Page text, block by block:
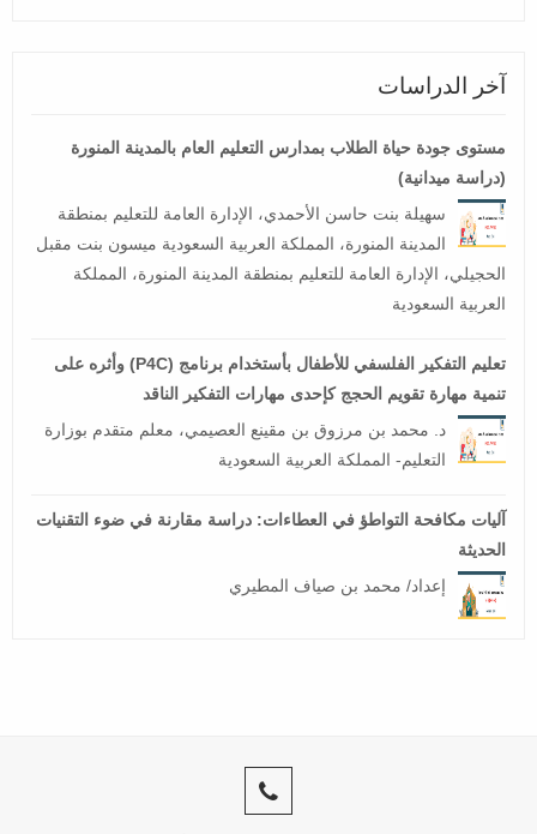
آخر الدراسات
مستوى جودة حياة الطلاب بمدارس التعليم العام بالمدينة المنورة
(دراسة ميدانية)
سهيلة بنت حاسن الأحمدي، الإدارة العامة للتعليم بمنطقة
المدينة المنورة، المملكة العربية السعودية ميسون بنت مقبل
الحجيلي، الإدارة العامة للتعليم بمنطقة المدينة المنورة، المملكة
العربية السعودية
تعليم التفكير الفلسفي للأطفال بأستخدام برنامج (P4C) وأثره على
تنمية مهارة تقويم الحجج كإحدى مهارات التفكير الناقد
د. محمد بن مرزوق بن مقينع العصيمي، معلم متقدم بوزارة
التعليم- المملكة العربية السعودية
آليات مكافحة التواطؤ في العطاءات: دراسة مقارنة في ضوء التقنيات
الحديثة
إعداد/ محمد بن صياف المطيري